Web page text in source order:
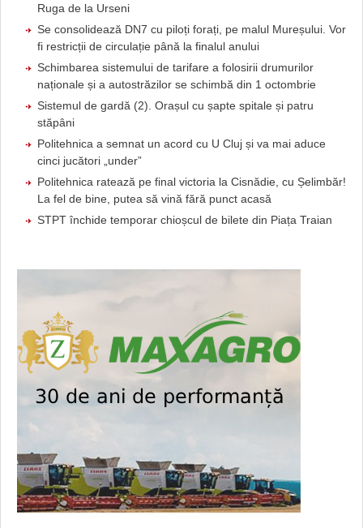
Ruga de la Urseni
Se consolidează DN7 cu piloți forați, pe malul Mureșului. Vor
fi restricții de circulație până la finalul anului
Schimbarea sistemului de tarifare a folosirii drumurilor
naționale și a autostrăzilor se schimbă din 1 octombrie
Sistemul de gardă (2). Orașul cu șapte spitale și patru
stăpâni
Politehnica a semnat un acord cu U Cluj și va mai aduce
cinci jucători „under”
Politehnica ratează pe final victoria la Cisnădie, cu Șelimbăr!
La fel de bine, putea să vină fără punct acasă
STPT închide temporar chioșcul de bilete din Piața Traian